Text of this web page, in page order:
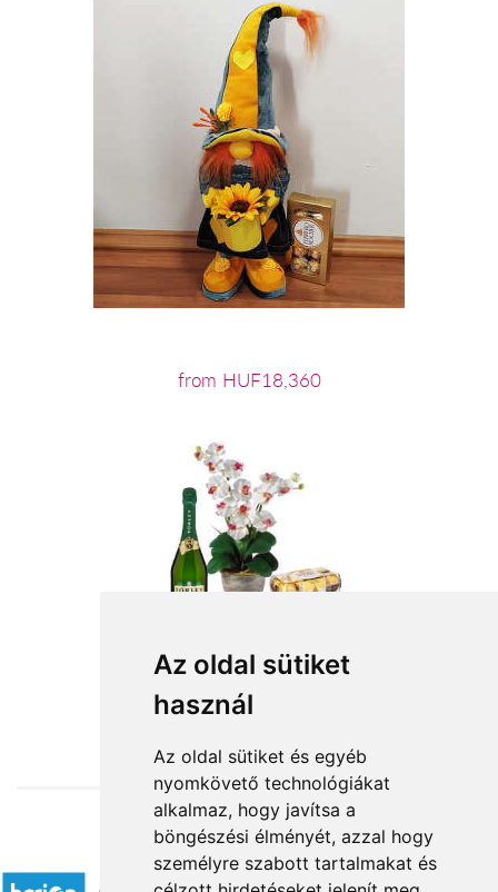
Az oldal sütiket
használ
Az oldal sütiket és egyéb
nyomkövető technológiákat
alkalmaz, hogy javítsa a
böngészési élményét, azzal hogy
személyre szabott tartalmakat és
from HUF18,360
from HUF27,800
Accepted payment methods